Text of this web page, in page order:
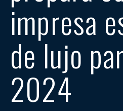
impresa
de lujo
2024